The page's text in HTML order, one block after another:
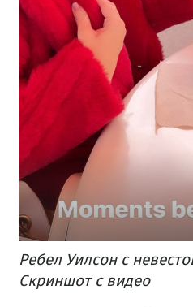
Ребел Уилсон с
Скриншот с видео